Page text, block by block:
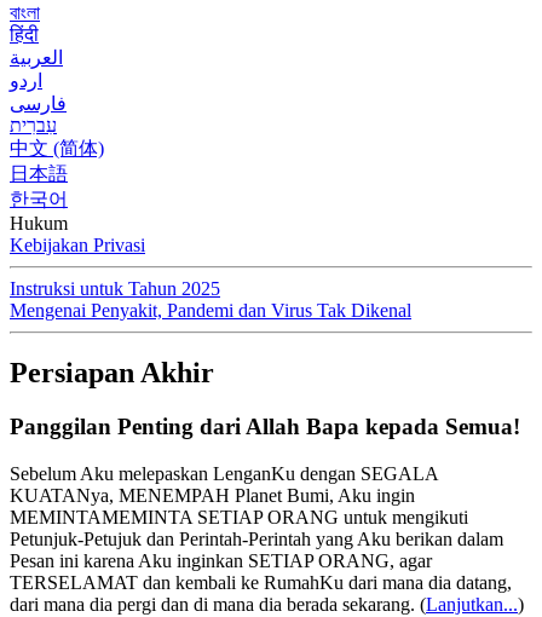
বাংলা
हिंदी
العربية
اردو
فارسی
עִברִית
中文 (简体)
日本語
한국어
Hukum
Kebijakan Privasi
Instruksi untuk Tahun 2025
Mengenai Penyakit, Pandemi dan Virus Tak Dikenal
Persiapan Akhir
Panggilan Penting dari Allah Bapa kepada Semua!
Sebelum Aku melepaskan LenganKu dengan SEGALA
KUATANya, MENEMPAH Planet Bumi, Aku ingin
MEMINTAMEMINTA SETIAP ORANG untuk mengikuti
Petunjuk-Petujuk dan Perintah-Perintah yang Aku berikan dalam
Pesan ini karena Aku inginkan SETIAP ORANG, agar
TERSELAMAT dan kembali ke RumahKu dari mana dia datang,
dari mana dia pergi dan di mana dia berada sekarang. (Lanjutkan...)